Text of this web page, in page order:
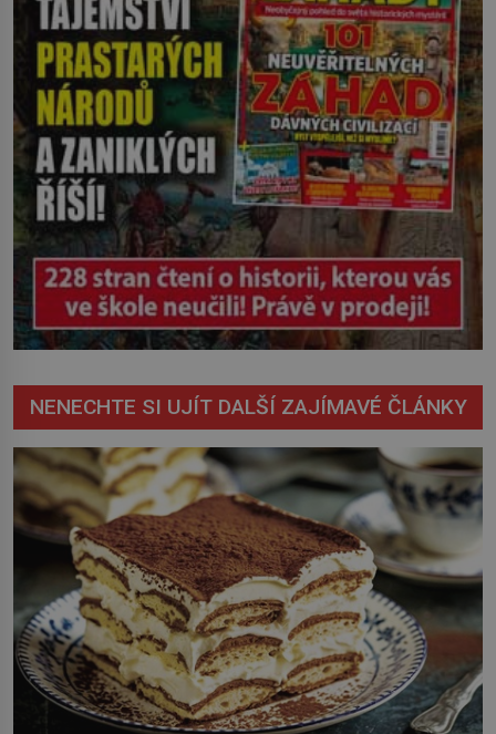
vychází najevo. Víme ale […]
NENECHTE SI UJÍT DALŠÍ ZAJÍMAVÉ ČLÁNKY